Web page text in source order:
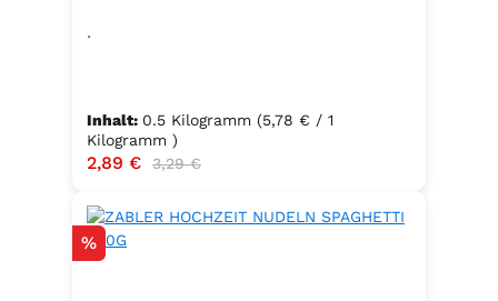
.
Inhalt: 0.5 Kilogramm (5,78 € / 1
Kilogramm )
Verkaufspreis:
2,89 € Regulärer Preis:
3,29 €
Rabatt
%